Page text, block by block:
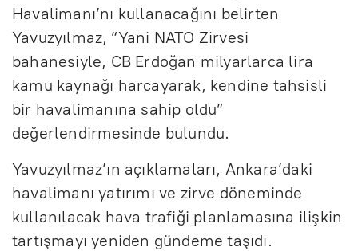
Havalimanı’nı kullanacağını belirten
Yavuzyılmaz, “Yani NATO Zirvesi
bahanesiyle, CB Erdoğan milyarlarca lira
kamu kaynağı harcayarak, kendine tahsisli
bir havalimanına sahip oldu”
değerlendirmesinde bulundu.
Yavuzyılmaz’ın açıklamaları, Ankara’daki
havalimanı yatırımı ve zirve döneminde
kullanılacak hava trafiği planlamasına ilişkin
tartışmayı yeniden gündeme taşıdı.